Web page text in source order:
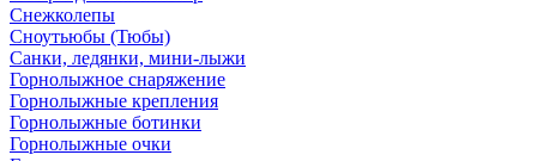
Снежколепы
Сноутьюбы (Тюбы)
Санки, ледянки, мини-лыжи
Горнолыжное снаряжение
Горнолыжные крепления
Горнолыжные ботинки
Горнолыжные очки